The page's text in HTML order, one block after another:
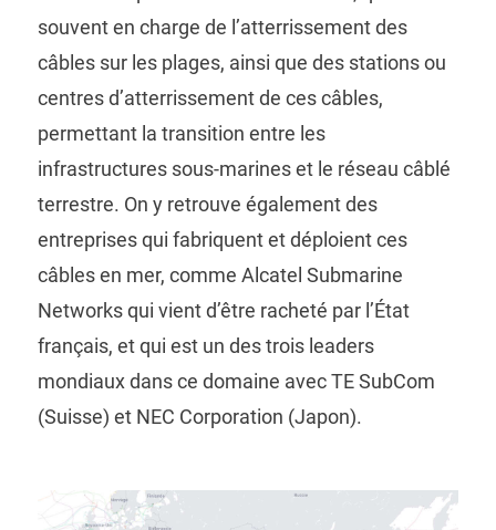
souvent en charge de l’atterrissement des
câbles sur les plages, ainsi que des stations ou
centres d’atterrissement de ces câbles,
permettant la transition entre les
infrastructures sous-marines et le réseau câblé
terrestre. On y retrouve également des
entreprises qui fabriquent et déploient ces
câbles en mer, comme Alcatel Submarine
Networks qui vient d’être racheté par l’État
français, et qui est un des trois leaders
mondiaux dans ce domaine avec TE SubCom
(Suisse) et NEC Corporation (Japon).